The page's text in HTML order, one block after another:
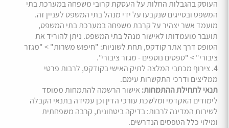
העוסק בהגבלות החלות על העסקת קרובי משפחה במערכת בתי
המשפט ובסייגים שנקבעו על ידי מנהל בתי המשפט לעניין זה.
מועמד אשר יצהיר על קרבת משפחה במערכת בתי המשפט,
תועבר מועמדותו לאישור מנהל בתי המשפט. ניתן להוריד את
הטופס דרך אתר קודקס, תחת לשוניות: "חיפוש משרות" > "מגזר
ציבורי" > "טפסים נוספים - מגזר ציבורי".
4. צירוף מכתבי המלצה לתיק האישי בקודקס, לרבות פרטי
ממליצים ודרכי התקשרות עימם.
תנאי לתחילת ההתמחות: אישור הרשמה להתמחות ממוסד
לימודים האקדמי ומלשכת עורכי הדין וכן עמידה בתנאי הקבלה
לשירות המדינה לרבות: בדיקה ביטחונית, קרבה משפחתית
ומילוי כלל הטפסים הנדרשים.